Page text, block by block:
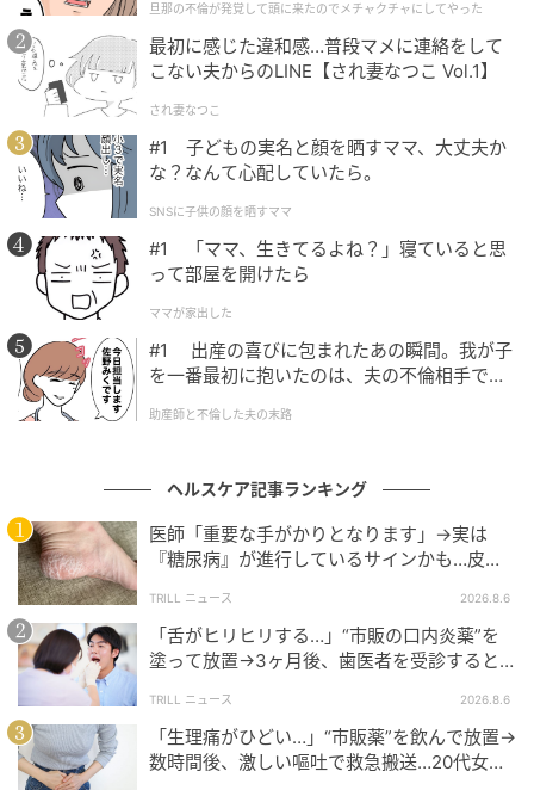
クチャにしてやった
旦那の不倫が発覚して頭に来たのでメチャクチャにしてやった
最初に感じた違和感…普段マメに連絡をして
こない夫からのLINE【され妻なつこ Vol.1】
され妻なつこ
#1 子どもの実名と顔を晒すママ、大丈夫か
な？なんて心配していたら。
SNSに子供の顔を晒すママ
#1 「ママ、生きてるよね？」寝ていると思
って部屋を開けたら
ママが家出した
#1 出産の喜びに包まれたあの瞬間。我が子
を一番最初に抱いたのは、夫の不倫相手でし
助産師と不倫した夫の末路
ヘルスケア記事ランキング
医師「重要な手がかりとなります」→実は
『糖尿病』が進行しているサインかも…皮膚
TRILL ニュース 2026.8.6
「舌がヒリヒリする…」“市販の口内炎薬”を
塗って放置→3ヶ月後、歯医者を受診すると…
TRILL ニュース 2026.8.6
「生理痛がひどい…」“市販薬”を飲んで放置→
数時間後、激しい嘔吐で救急搬送…20代女性